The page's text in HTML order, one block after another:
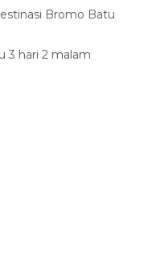
Bromo Batu